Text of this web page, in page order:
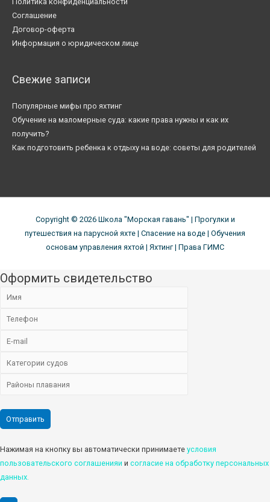
Соглашение
Договор-оферта
Информация о юридическом лице
Свежие записи
Популярные мифы про яхтинг
Обучение на маломерные суда: какие права нужны и как их
получить?
Как подготовить ребенка к отдыху на воде: советы для родителей
Copyright © 2026 Школа "Морская гавань" | Прогулки и
путешествия на парусной яхте | Спасение на воде | Обучения
основам управления яхтой | Яхтинг | Права ГИМС
Оформить свидетельство
Нажимая на кнопку вы автоматически принимаете условия
пользовательского соглашенияи и cогласие на обработку персональных
данных.